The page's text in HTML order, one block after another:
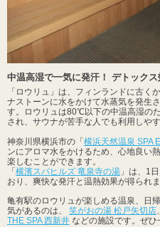
中温高湿で一気に発汗！ デトックス
「ロウリュ」は、フィンランドに古く
ナストーンに水をかけて水蒸気を発生
す。ロウリュは80℃以下の中温高湿の
され、サウナが苦手な人でも利用しやす
神奈川県横浜市の「 横浜天然温泉 SPA
ンにアロマ水をかけるため、心地良い
楽しむことができます。
「 横濱スパヒルズ 竜泉寺の湯 」は、1
おり、爽快な発汗と温熱効果が得られま
亀有駅のロウリュが楽しめる温泉、日
気があるのは、 笑がおの湯 松戸矢切店、
THE SPA 西新井 などの施設です。ぜひ